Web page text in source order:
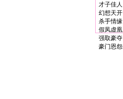
才子佳人
幻想天开
杀手情缘
假凤虚凰
强取豪夺
豪门恩怨